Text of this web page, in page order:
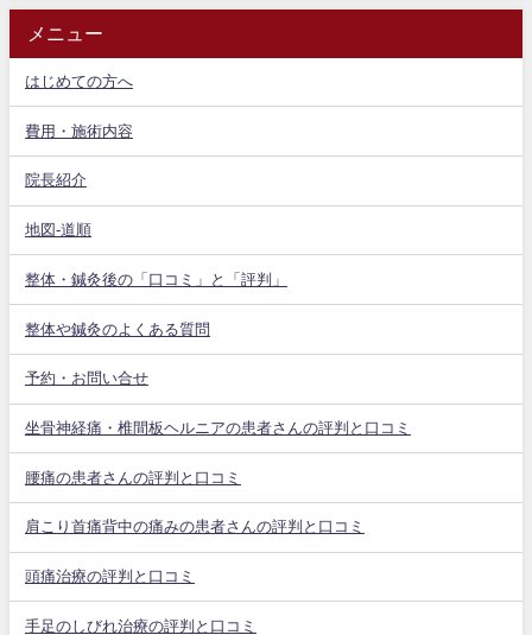
メニュー
はじめての方へ
費用・施術内容
院長紹介
地図-道順
整体・鍼灸後の「口コミ」と「評判」
整体や鍼灸のよくある質問
予約・お問い合せ
坐骨神経痛・椎間板ヘルニアの患者さんの評判と口コミ
腰痛の患者さんの評判と口コミ
肩こり首痛背中の痛みの患者さんの評判と口コミ
頭痛治療の評判と口コミ
手足のしびれ治療の評判と口コミ